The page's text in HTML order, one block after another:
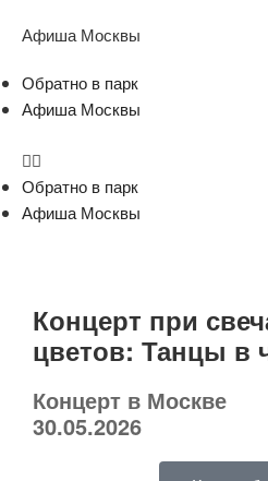
Афиша Москвы
Обратно в парк
Афиша Москвы
Обратно в парк
Афиша Москвы
Концерт при
цветов: Танцы в
Концерт в Москве
30.05.2026